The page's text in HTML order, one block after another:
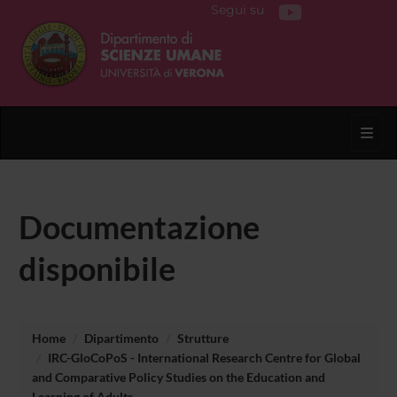
Segui su
Documentazione
disponibile
Home Dipartimento
Strutture
IRC-GloCoPoS - International Research Centre for Global
and Comparative Policy Studies on the Education and